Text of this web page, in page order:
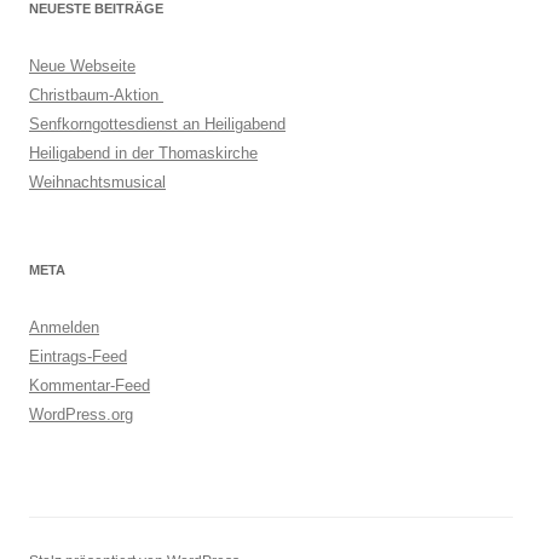
NEUESTE BEITRÄGE
Neue Webseite
Christbaum-Aktion
Senfkorngottesdienst an Heiligabend
Heiligabend in der Thomaskirche
Weihnachtsmusical
META
Anmelden
Eintrags-Feed
Kommentar-Feed
WordPress.org